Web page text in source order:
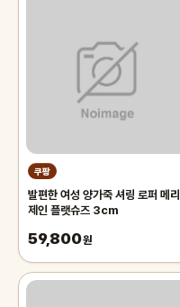
쿠팡
발편한 여성 양가죽 셔링 로퍼 메리
제인 플랫슈즈 3cm
59,800원